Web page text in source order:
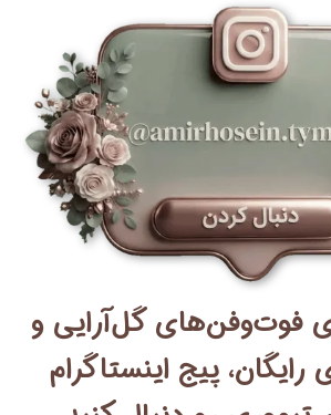
فوت‌وفن‌های گل‌آرایی و
پیج اینستاگرام